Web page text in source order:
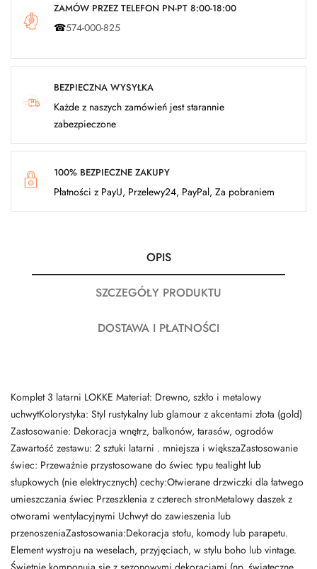
ZAMÓW PRZEZ TELEFON PN-PT 8:00-18:00
☎574-000-825
BEZPIECZNA WYSYŁKA
Każde z naszych zamówień jest starannie
zabezpieczone
100% BEZPIECZNE ZAKUPY
Płatności z PayU, Przelewy24, PayPal, Za pobraniem
OPIS
SZCZEGÓŁY PRODUKTU
DOSTAWA I PŁATNOŚCI
Komplet 3 latarni LOKKE Materiał: Drewno, szkło i metalowy
uchwytKolorystyka: Styl rustykalny lub glamour z akcentami złota (gold)
Zastosowanie: Dekoracja wnętrz, balkonów, tarasów, ogrodów
Zawartość zestawu: 2 sztuki latarni . mniejsza i większaZastosowanie
świec: Przeważnie przystosowane do świec typu tealight lub
słupkowych (nie elektrycznych) cechy:Otwierane drzwiczki dla łatwego
umieszczania świec Przeszklenia z czterech stronMetalowy daszek z
otworami wentylacyjnymi Uchwyt do zawieszenia lub
przenoszeniaZastosowania:Dekoracja stołu, komody lub parapetu.
Element wystroju na weselach, przyjęciach, w stylu boho lub vintage.